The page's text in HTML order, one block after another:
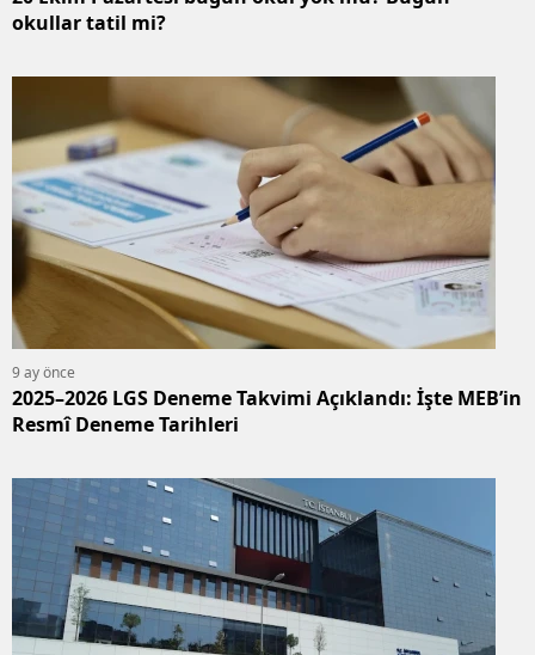
okullar tatil mi?
9 ay önce
2025–2026 LGS Deneme Takvimi Açıklandı: İşte MEB’in
Resmî Deneme Tarihleri